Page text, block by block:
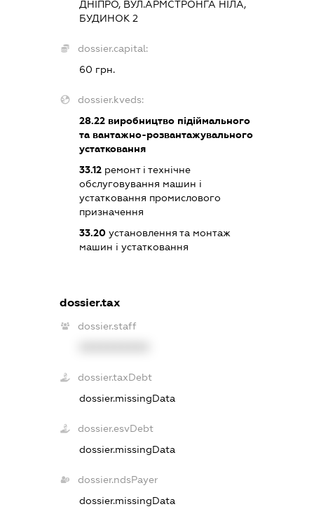
ДНІПРО, ВУЛ.АРМСТРОНГА НІЛА,
БУДИНОК 2
dossier.capital:
60 грн.
dossier.kveds:
28.22 виробництво підіймального
та вантажно-розвантажувального
устатковання
33.12 ремонт і технічне
обслуговування машин і
устатковання промислового
призначення
33.20 установлення та монтаж
машин і устатковання
dossier.tax
dossier.staff
dossier.taxDebt
dossier.missingData
dossier.esvDebt
dossier.missingData
dossier.ndsPayer
dossier.missingData